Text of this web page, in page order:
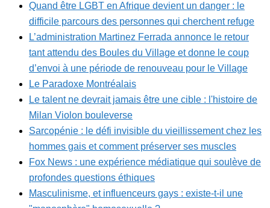
Quand être LGBT en Afrique devient un danger : le
difficile parcours des personnes qui cherchent refuge
L’administration Martinez Ferrada annonce le retour
tant attendu des Boules du Village et donne le coup
d’envoi à une période de renouveau pour le Village
Le Paradoxe Montréalais
Le talent ne devrait jamais être une cible : l'histoire de
Milan Violon bouleverse
Sarcopénie : le défi invisible du vieillissement chez les
hommes gais et comment préserver ses muscles
Fox News : une expérience médiatique qui soulève de
profondes questions éthiques
Masculinisme, et influenceurs gays : existe-t-il une